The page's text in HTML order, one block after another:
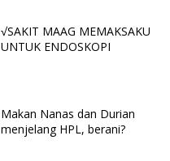
√SAKIT MAAG MEMAKSAKU
UNTUK ENDOSKOPI
Makan Nanas dan Durian
menjelang HPL, berani?